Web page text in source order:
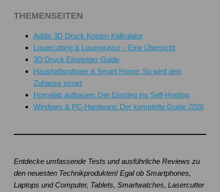
THEMENSEITEN
Addis 3D Druck Kosten Kalkulator
Lasercutting & Lasergravur – Eine Übersicht
3D Druck Einsteiger Guide
Haushaltsroboter & Smart Home: So wird dein
Zuhause smart
Homelab aufbauen: Der Einstieg ins Self-Hosting
Windows & PC-Hardware: Der komplette Guide 2026
Entdecke umfassende Tests und ausführliche Reviews zu
den neuesten Technikprodukten! Egal ob Smartphones,
Laptops und Computer, Tablets, Smartwatches, Lasercutter